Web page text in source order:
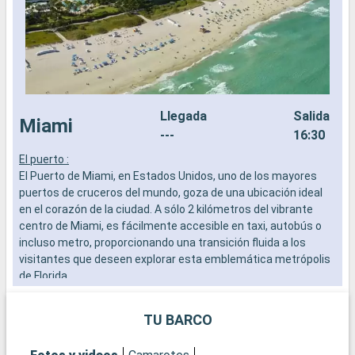
Miami
Llegada
---
Salida
16:30
El puerto :
El Puerto de Miami, en Estados Unidos, uno de los mayores
puertos de cruceros del mundo, goza de una ubicación ideal
en el corazón de la ciudad. A sólo 2 kilómetros del vibrante
centro de Miami, es fácilmente accesible en taxi, autobús o
incluso metro, proporcionando una transición fluida a los
visitantes que deseen explorar esta emblemática metrópolis
de Florida.
Miami es una exuberante mezcla de cultura, arte y playas.
TU BARCO